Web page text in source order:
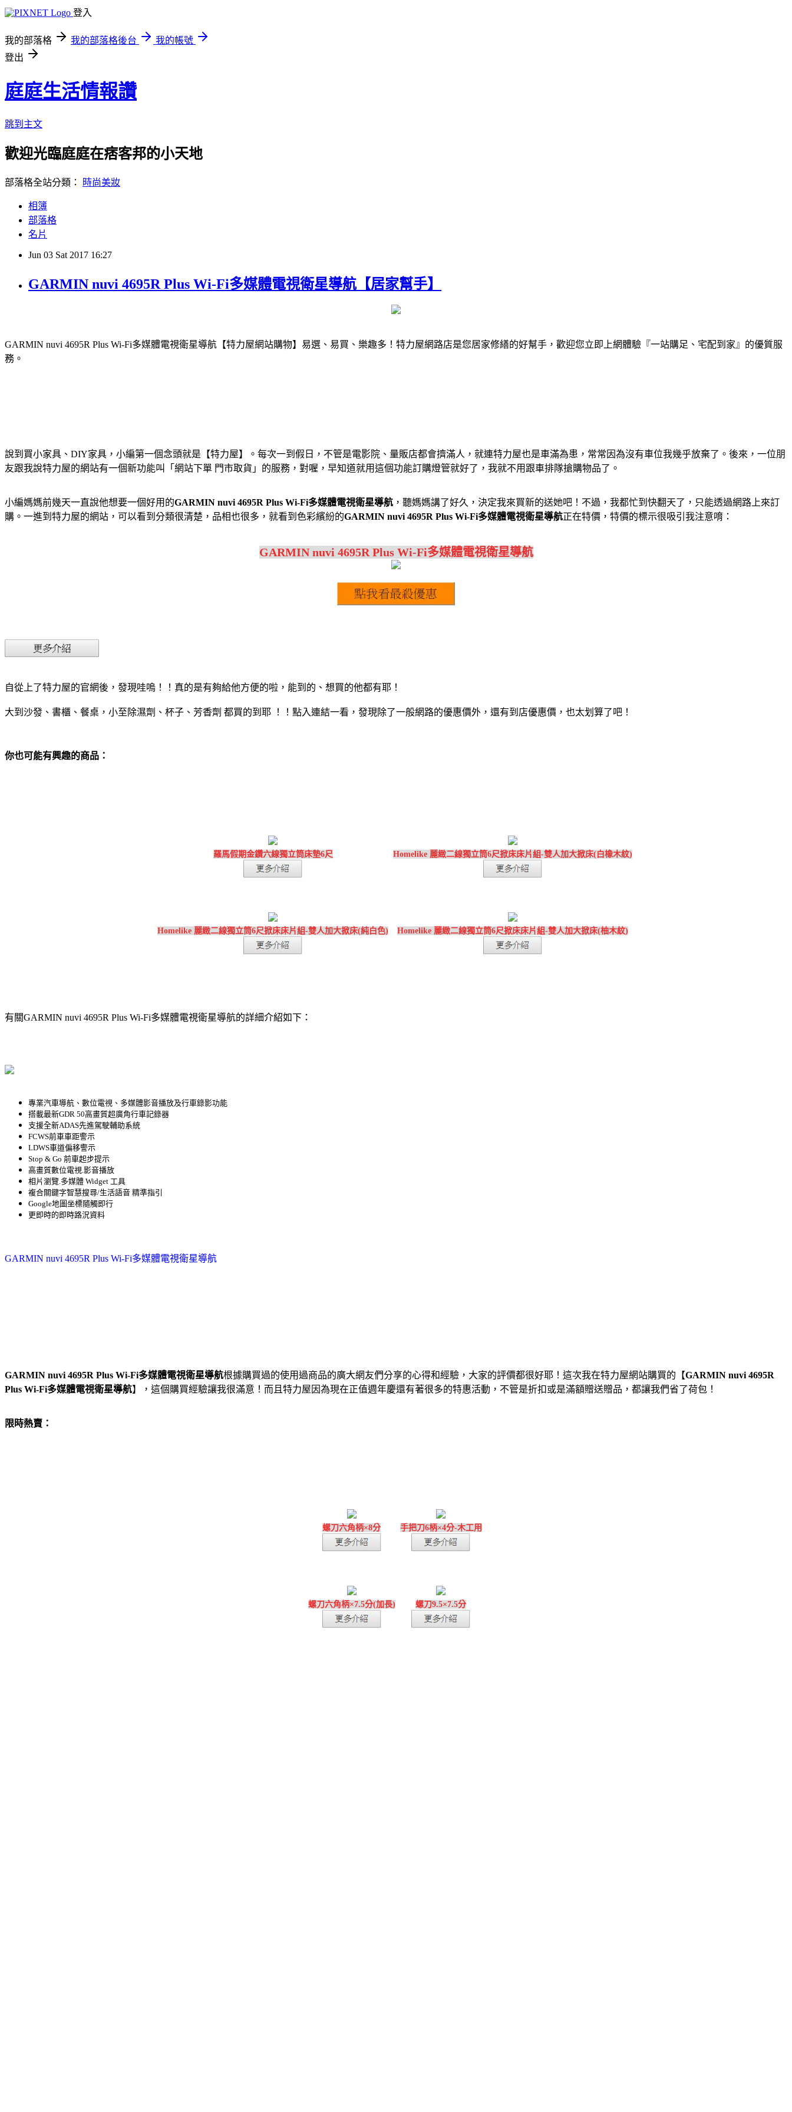
登入
我的部落格 我的部落格後台
我的帳號
登出
庭庭生活情報讚
跳到主文
歡迎光臨庭庭在痞客邦的小天地
部落格全站分類： 時尚美妝
相簿
部落格
名片
Jun 03 Sat 2017 16:27
GARMIN nuvi 4695R Plus Wi-Fi多媒體電視衛星導航【居家幫手】
GARMIN nuvi 4695R Plus Wi-Fi多媒體電視衛星導航 【特力屋網站購物】易選、易買、樂趣多！特力屋網路店是您居家修繕的好幫手，歡迎您立即上網體驗『一站購足、宅配到家』的優質服
務。
說到買小家具、DIY家具，小編第一個念頭就是【特力屋】。每次一到假日，不管是電影院、量販店都會擠滿人，就連特力屋也是車滿為患，常常因為沒有車位我幾乎放棄了。後來，一位朋
友跟我說特力屋的網站有一個新功能叫「網站下單 門市取貨」的服務，對喔，早知道就用這個功能訂購燈管就好了，我就不用跟車排隊搶購物品了。
小編媽媽前幾天一直說他想要一個好用的GARMIN nuvi 4695R Plus Wi-Fi多媒體電視衛星導航 ，聽媽媽講了好久，決定我來買新的送她吧！不過，我都忙到快翻天了，只能透過網路上來訂
購。一進到特力屋的網站，可以看到分類很清楚，品相也很多，就看到色彩繽紛的GARMIN nuvi 4695R Plus Wi-Fi多媒體電視衛星導航正在特價，特價的標示很吸引我注意唷：
GARMIN nuvi 4695R Plus Wi-Fi多媒體電視衛星導航
自從上了特力屋的官網後，發現哇嗚！！真的是有夠給他方便的啦，能到的、想買的他都有耶！
大到沙發、書櫃、餐桌，小至除濕劑、杯子、芳香劑 都買的到耶 ！！點入連結一看，發現除了一般網路的優惠價外，還有到店優惠價，也太划算了吧！
你也可能有興趣的商品：
羅馬假期金鑽六線獨立筒床墊6尺 Homelike 麗緻二線獨立筒6尺掀床床片組-雙人加大掀床(白橡木紋)
Homelike 麗緻二線獨立筒6尺掀床床片組-雙人加大掀床(純白色) Homelike 麗緻二線獨立筒6尺掀床床片組-雙人加大掀床(柚木紋)
有關GARMIN nuvi 4695R Plus Wi-Fi多媒體電視衛星導航的詳細介紹如下：
專業汽車導航、數位電視、多媒體影音播放及行車錄影功能
搭載最新GDR 50高畫質超廣角行車記錄器
支援全新ADAS先進駕駛輔助系統
FCWS前車車距警示
LDWS車道偏移警示
Stop & Go 前車起步提示
高畫質數位電視.影音播放
相片瀏覽.多媒體 Widget 工具
複合關鍵字智慧搜尋/生活語音 精準指引
Google地圖坐標隨觸即行
更即時的即時路況資料
GARMIN nuvi 4695R Plus Wi-Fi多媒體電視衛星導航
GARMIN nuvi 4695R Plus Wi-Fi多媒體電視衛星導航根據購買過的使用過商品的廣大網友們分享的心得和經驗，大家的評價都很好耶！這次我在特力屋網站購買的【GARMIN nuvi 4695R
Plus Wi-Fi多媒體電視衛星導航】，這個購買經驗讓我很滿意！而且特力屋因為現在正值週年慶還有著很多的特惠活動，不管是折扣或是滿額贈送贈品，都讓我們省了荷包！
限時熱賣：
螺刀六角柄×8分 手把刀6柄×4分-木工用
螺刀六角柄×7.5分(加長) 螺刀9.5×7.5分